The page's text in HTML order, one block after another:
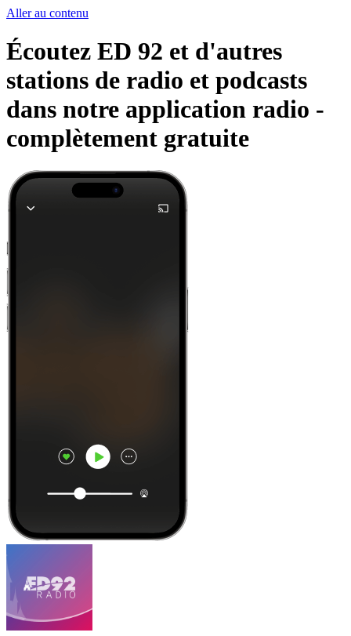
Aller au contenu
Écoutez ED 92 et d'autres
stations de radio et podcasts
dans notre application radio -
complètement gratuite